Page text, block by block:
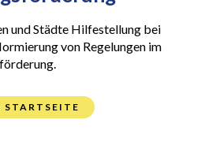
und Städte Hilfestellung bei
von Regelungen im
STARTSEITE